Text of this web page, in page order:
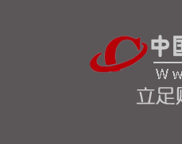
庭购买住房的，可上浮40万
的，最高贷款额度可叠加上
积金缴存人的，最高上浮60
人的，最高上浮100万元。